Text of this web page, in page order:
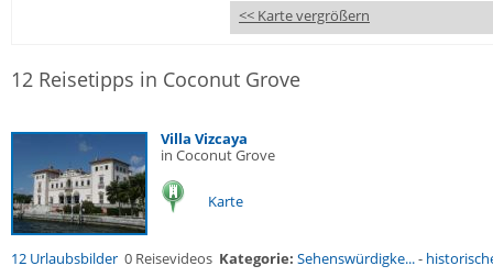
<< Karte vergrößern
12 Reisetipps in Coconut Grove
Villa Vizcaya
in Coconut Grove
Karte
12 Urlaubsbilder 0 Reisevideos Kategorie: Sehenswürdigke...-